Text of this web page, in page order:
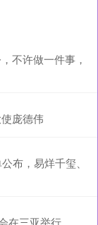
不许做一件事，
庞德伟
布，易烊千玺、
在三亚举行